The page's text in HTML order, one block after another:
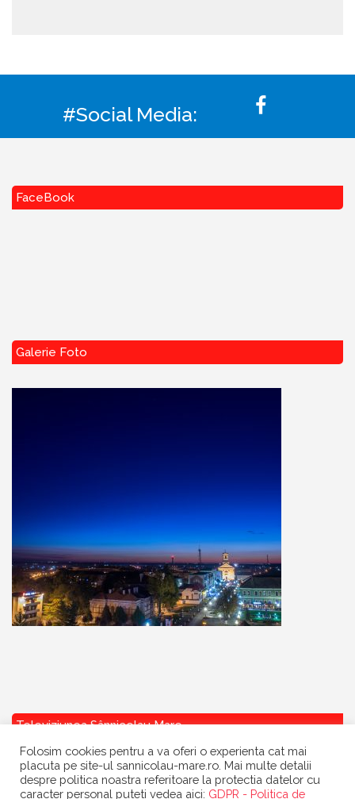
#Social Media:
FaceBook
Galerie Foto
Televiziunea Sânnicolau Mare
Folosim cookies pentru a va oferi o experienta cat mai
placuta pe site-ul sannicolau-mare.ro. Mai multe detalii
despre politica noastra referitoare la protectia datelor cu
caracter personal puteti vedea aici: GDPR - Politica de